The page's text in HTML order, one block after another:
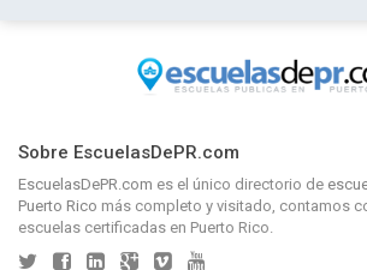
Sobre EscuelasDePR.com
EscuelasDePR.com es el único directorio de
Puerto Rico más completo y visitado, contamos
escuelas certificadas en Puerto Rico.